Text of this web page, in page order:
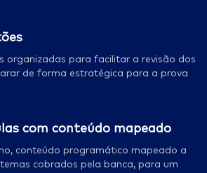
organizadas para facilitar a revisão dos
de forma estratégica para a prova
com conteúdo mapeado
conteúdo programático mapeado a
cobrados pela banca, para um